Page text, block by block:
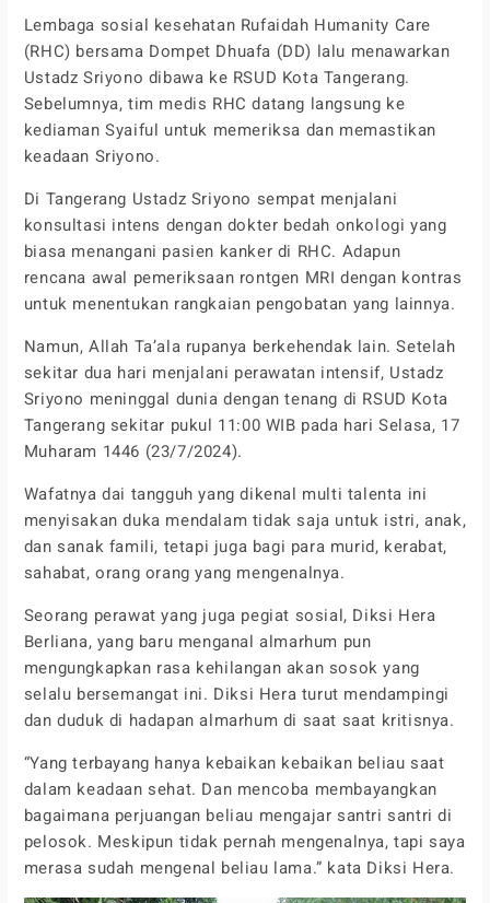
Lembaga sosial kesehatan Rufaidah Humanity Care
(RHC) bersama Dompet Dhuafa (DD) lalu menawarkan
Ustadz Sriyono dibawa ke RSUD Kota Tangerang.
Sebelumnya, tim medis RHC datang langsung ke
kediaman Syaiful untuk memeriksa dan memastikan
keadaan Sriyono.
Di Tangerang Ustadz Sriyono sempat menjalani
konsultasi intens dengan dokter bedah onkologi yang
biasa menangani pasien kanker di RHC. Adapun
rencana awal pemeriksaan rontgen MRI dengan kontras
untuk menentukan rangkaian pengobatan yang lainnya.
Namun, Allah Ta’ala rupanya berkehendak lain. Setelah
sekitar dua hari menjalani perawatan intensif, Ustadz
Sriyono meninggal dunia dengan tenang di RSUD Kota
Tangerang sekitar pukul 11:00 WIB pada hari Selasa, 17
Muharam 1446 (23/7/2024).
Wafatnya dai tangguh yang dikenal multi talenta ini
menyisakan duka mendalam tidak saja untuk istri, anak,
dan sanak famili, tetapi juga bagi para murid, kerabat,
sahabat, orang orang yang mengenalnya.
Seorang perawat yang juga pegiat sosial, Diksi Hera
Berliana, yang baru menganal almarhum pun
mengungkapkan rasa kehilangan akan sosok yang
selalu bersemangat ini. Diksi Hera turut mendampingi
dan duduk di hadapan almarhum di saat saat kritisnya.
“Yang terbayang hanya kebaikan kebaikan beliau saat
dalam keadaan sehat. Dan mencoba membayangkan
bagaimana perjuangan beliau mengajar santri santri di
pelosok. Meskipun tidak pernah mengenalnya, tapi saya
merasa sudah mengenal beliau lama.” kata Diksi Hera.